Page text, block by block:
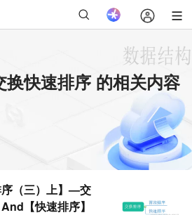
换快速排序 的相关内容
序（三）上】—交
【快速排序】